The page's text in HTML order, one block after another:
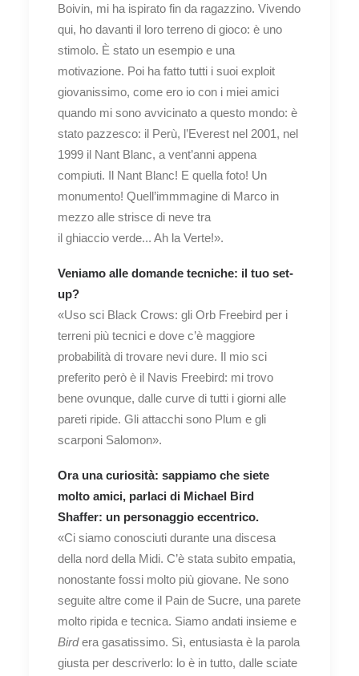
Boivin, mi ha ispirato fin da ragazzino. Vivendo
qui, ho davanti il loro terreno di gioco: è uno
stimolo. È stato un esempio e una
motivazione. Poi ha fatto tutti i suoi exploit
giovanissimo, come ero io con i miei amici
quando mi sono avvicinato a questo mondo: è
stato pazzesco: il Perù, l’Everest nel 2001, nel
1999 il Nant Blanc, a vent’anni appena
compiuti. Il Nant Blanc! E quella foto! Un
monumento! Quell’immmagine di Marco in
mezzo alle strisce di neve tra
il ghiaccio verde... Ah la Verte!».
Veniamo alle domande tecniche: il tuo set-
up?
«Uso sci Black Crows: gli Orb Freebird per i
terreni più tecnici e dove c’è maggiore
probabilità di trovare nevi dure. Il mio sci
preferito però è il Navis Freebird: mi trovo
bene ovunque, dalle curve di tutti i giorni alle
pareti ripide. Gli attacchi sono Plum e gli
scarponi Salomon».
Ora una curiosità: sappiamo che siete
molto amici, parlaci di Michael Bird
Shaffer: un personaggio eccentrico.
«Ci siamo conosciuti durante una discesa
della nord della Midi. C’è stata subito empatia,
nonostante fossi molto più giovane. Ne sono
seguite altre come il Pain de Sucre, una parete
molto ripida e tecnica. Siamo andati insieme e
Birdera gasatissimo. Sì, entusiasta è la parola
giusta per descriverlo: lo è in tutto, dalle sciate